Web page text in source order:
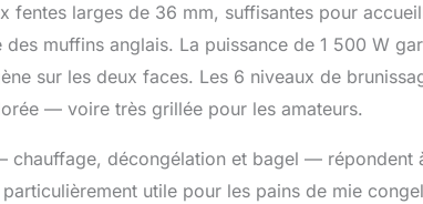
fentes larges de 36 mm, suffisantes pour
muffins anglais. La puissance de 1 500 W
sur les deux faces. Les 6 niveaux de
— voire très grillée pour les amateurs.
chauffage, décongélation et bagel — répondent
utile pour les pains de mie